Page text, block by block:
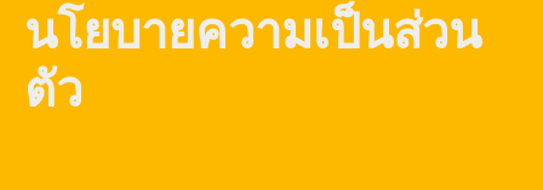
นโยบายความเป็นส่วน
ตัว